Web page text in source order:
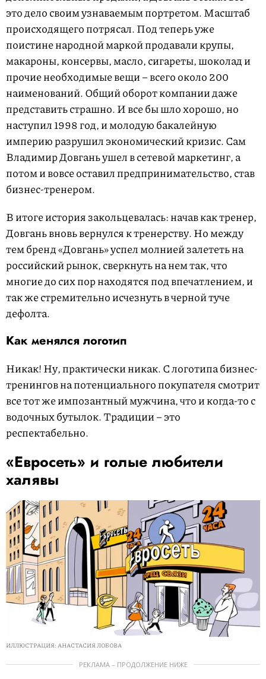
это дело своим узнаваемым портретом. Масштаб
происходящего потрясал. Под теперь уже
поистине народной маркой продавали крупы,
макароны, консервы, масло, сигареты, шоколад и
прочие необходимые вещи – всего около 200
наименований. Общий оборот компании даже
представить страшно. И все бы шло хорошо, но
наступил 1998 год, и молодую бакалейную
империю разрушил экономический кризис. Сам
Владимир Довгань ушел в сетевой маркетинг, а
потом и вовсе оставил предпринимательство, став
бизнес-тренером.
В итоге история закольцевалась: начав как тренер,
Довгань вновь вернулся к тренерству. Но между
тем бренд «Довгань» успел молнией залететь на
российский рынок, сверкнуть на нем так, что
многие до сих пор находятся под впечатлением, и
так же стремительно исчезнуть в черной туче
дефолта.
Как менялся логотип
Никак! Ну, практически никак. С логотипа бизнес-
тренингов на потенциального покупателя смотрит
все тот же импозантный мужчина, что и когда-то с
водочных бутылок. Традиции – это
респектабельно.
«Евросеть» и голые любители
халявы
ИЛЛЮСТРАЦИЯ: АНАСТАСИЯ ЛОБОВА
РЕКЛАМА – ПРОДОЛЖЕНИЕ НИЖЕ